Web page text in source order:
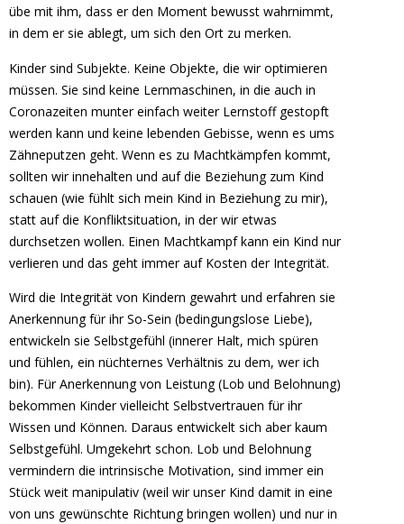
übe mit ihm, dass er den Moment bewusst wahrnimmt,
in dem er sie ablegt, um sich den Ort zu merken.
Kinder sind Subjekte. Keine Objekte, die wir optimieren
müssen. Sie sind keine Lernmaschinen, in die auch in
Coronazeiten munter einfach weiter Lernstoff gestopft
werden kann und keine lebenden Gebisse, wenn es ums
Zähneputzen geht. Wenn es zu Machtkämpfen kommt,
sollten wir innehalten und auf die Beziehung zum Kind
schauen (wie fühlt sich mein Kind in Beziehung zu mir),
statt auf die Konfliktsituation, in der wir etwas
durchsetzen wollen. Einen Machtkampf kann ein Kind nur
verlieren und das geht immer auf Kosten der Integrität.
Wird die Integrität von Kindern gewahrt und erfahren sie
Anerkennung für ihr So-Sein (bedingungslose Liebe),
entwickeln sie Selbstgefühl (innerer Halt, mich spüren
und fühlen, ein nüchternes Verhältnis zu dem, wer ich
bin). Für Anerkennung von Leistung (Lob und Belohnung)
bekommen Kinder vielleicht Selbstvertrauen für ihr
Wissen und Können. Daraus entwickelt sich aber kaum
Selbstgefühl. Umgekehrt schon. Lob und Belohnung
vermindern die intrinsische Motivation, sind immer ein
Stück weit manipulativ (weil wir unser Kind damit in eine
von uns gewünschte Richtung bringen wollen) und nur in